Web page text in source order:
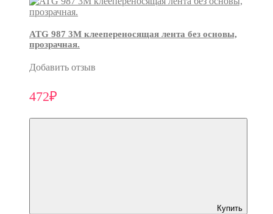
ATG 987 3М клеепереносящая лента без основы,
прозрачная.
Добавить отзыв
472₽
Купить